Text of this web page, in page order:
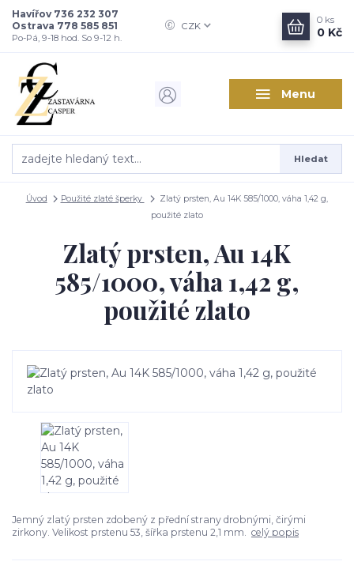
Menu
CZK
Hledat
Havířov 736 232 307
Ostrava 778 585 851
Po-Pá, 9-18 hod. So 9-12 h.
0 ks
0 Kč
Úvod Použité zlaté šperky
Zlatý prsten, Au 14K 585/1000, váha 1,42 g,
použité zlato
Zlatý prsten, Au 14K
585/1000, váha 1,42 g,
použité zlato
Jemný zlatý prsten zdobený z přední strany drobnými, čirými
zirkony. Velikost prstenu 53, šířka prstenu 2,1 mm. celý popis